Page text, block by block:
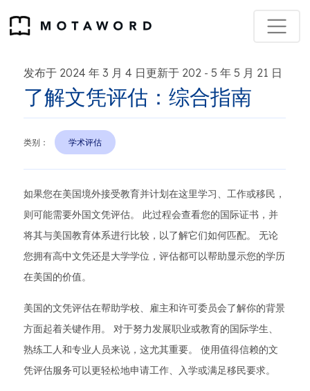
发布于 2024 年 3 月 4 日更新于 202 - 5 年 5 月 21 日
了解文凭评估：综合指南
类别： 学术评估
如果您在美国境外接受教育并计划在这里学习、工作或移民，
则可能需要外国文凭评估。 此过程会查看您的国际证书，并
将其与美国教育体系进行比较，以了解它们如何匹配。 无论
您拥有高中文凭还是大学学位，评估都可以帮助显示您的学历
在美国的价值。
美国的文凭评估在帮助学校、雇主和许可委员会了解你的背景
方面起着关键作用。 对于努力发展职业或教育的国际学生、
熟练工人和专业人员来说，这尤其重要。 使用值得信赖的文
凭评估服务可以更轻松地申请工作、入学或满足移民要求。